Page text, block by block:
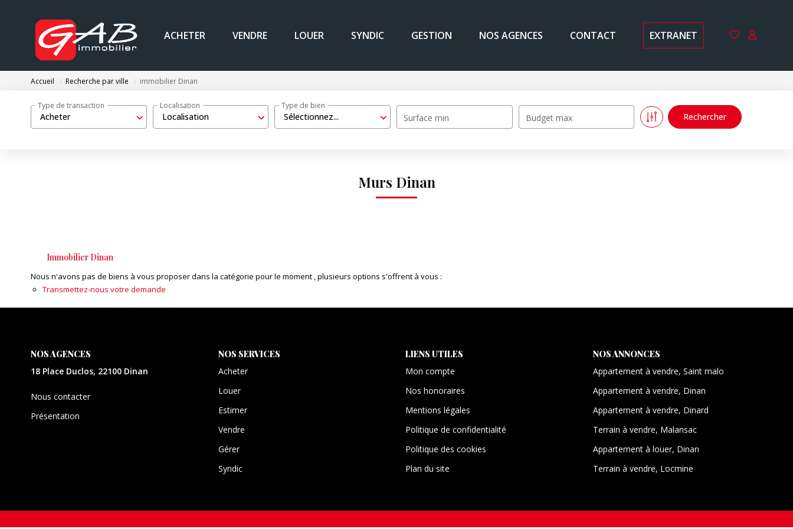
ACHETER VENDRE LOUER SYNDIC GESTION NOS AGENCES CONTACT EXTRANET
Accueil Recherche par ville immobilier Dinan
Acheter
Type de transaction
Localisation
Localisation
Sélectionnez...
Type de bien
Surface min Budget max
Murs Dinan
Immobilier Dinan
Nous n'avons pas de biens à vous proposer dans la catégorie pour le moment , plusieurs options s'offrent à vous :
Transmettez-nous votre demande
NOS AGENCES
18 Place Duclos, 22100 Dinan
Nous contacter
Présentation
NOS SERVICES
Acheter
Louer
Estimer
Vendre
Gérer
Syndic
LIENS UTILES
Mon compte
Nos honoraires
Mentions légales
Politique de confidentialité
Politique des cookies
Plan du site
NOS ANNONCES
Appartement à vendre, Saint malo
Appartement à vendre, Dinan
Appartement à vendre, Dinard
Terrain à vendre, Malansac
Appartement à louer, Dinan
Terrain à vendre, Locmine